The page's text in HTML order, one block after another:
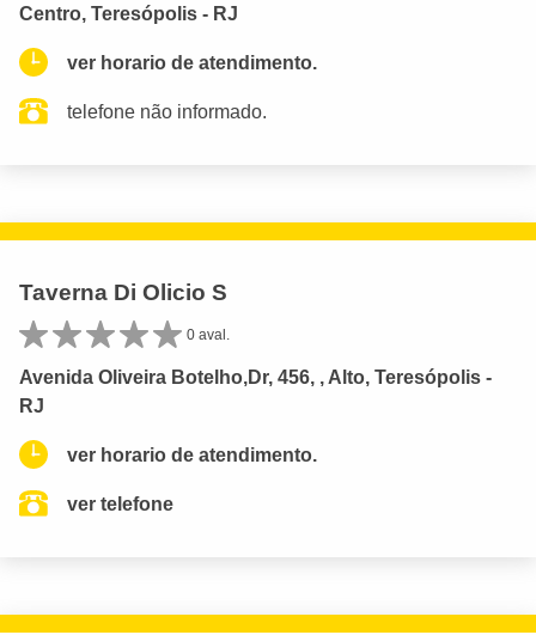
Centro, Teresópolis - RJ
ver horario de atendimento.
telefone não informado.
Taverna Di Olicio S
0 aval.
Avenida Oliveira Botelho,Dr, 456, , Alto, Teresópolis -
RJ
ver horario de atendimento.
ver telefone